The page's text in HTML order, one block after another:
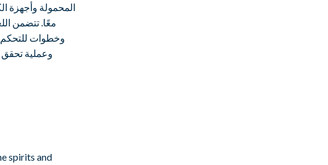
المحمولة وأجهزة
معًا. تتضمن
وعملية تحقق
spirits and